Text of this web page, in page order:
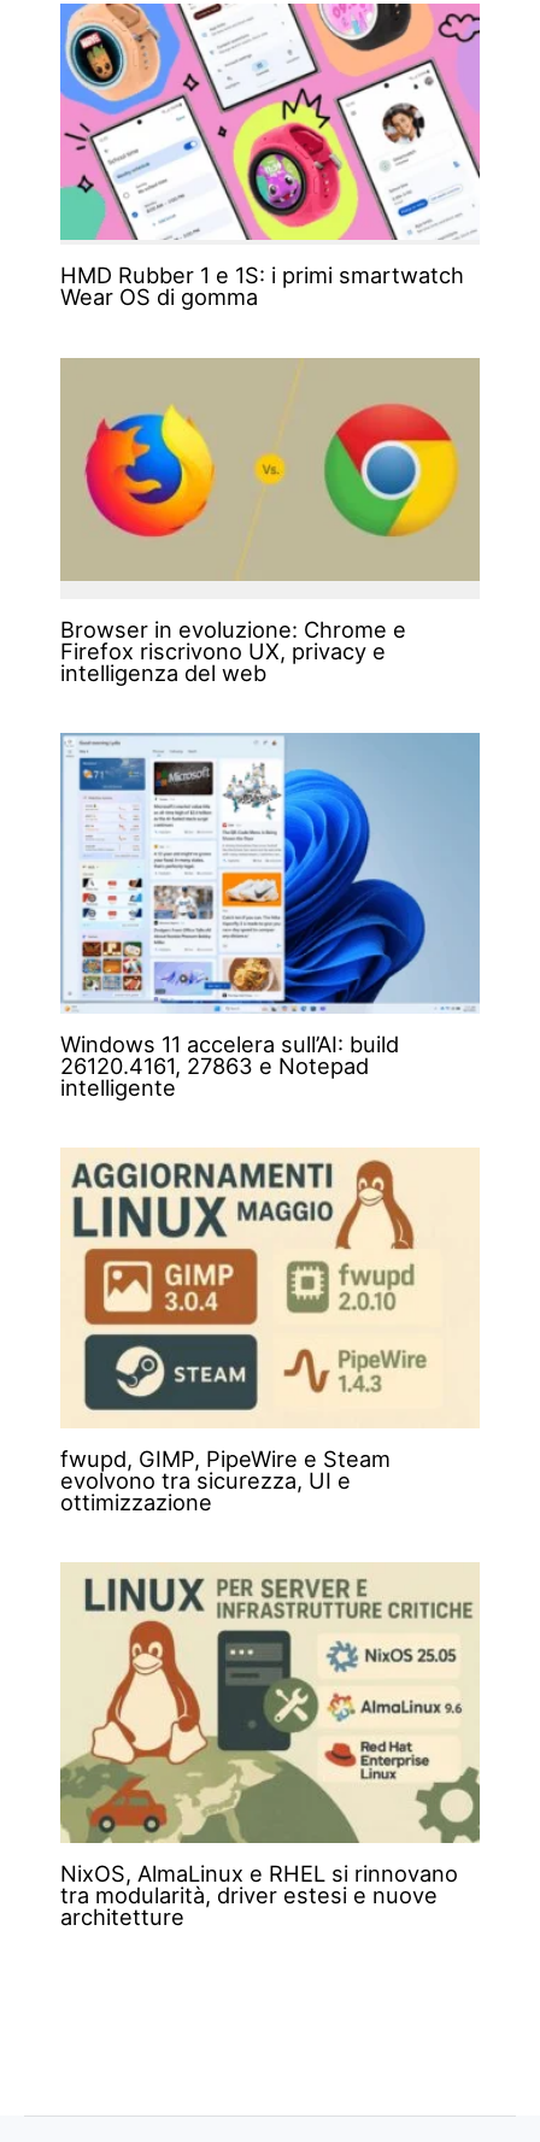
HMD Rubber 1 e 1S: i primi smartwatch
Wear OS di gomma
Browser in evoluzione: Chrome e
Firefox riscrivono UX, privacy e
intelligenza del web
Windows 11 accelera sull’AI: build
26120.4161, 27863 e Notepad
intelligente
fwupd, GIMP, PipeWire e Steam
evolvono tra sicurezza, UI e
ottimizzazione
NixOS, AlmaLinux e RHEL si rinnovano
tra modularità, driver estesi e nuove
architetture